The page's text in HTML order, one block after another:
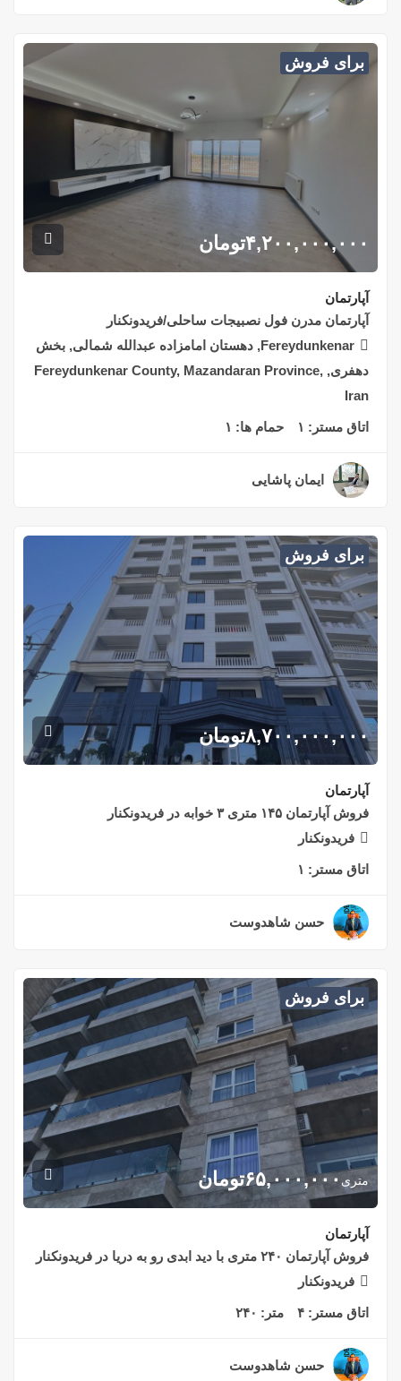
برای فروش
۴,۲۰۰,۰۰۰,۰۰۰تومان
آپارتمان
آپارتمان مدرن فول نصبیجات ساحلی/فریدونکنار
Fereydunkenar, دهستان امامزاده عبدالله شمالی, بخش
دهفری, Fereydunkenar County, Mazandaran Province,
Iran
اتاق مستر: ۱ حمام ها: ۱
ایمان پاشایی
برای فروش
۸,۷۰۰,۰۰۰,۰۰۰تومان
آپارتمان
فروش آپارتمان ۱۴۵ متری ۳ خوابه در فریدونکنار
فریدونکنار
اتاق مستر: ۱
حسن شاهدوست
برای فروش
متری۶۵,۰۰۰,۰۰۰تومان
آپارتمان
فروش آپارتمان ۲۴۰ متری با دید ابدی رو به دریا در فریدونکنار
فریدونکنار
اتاق مستر: ۴ متر: ۲۴۰
حسن شاهدوست